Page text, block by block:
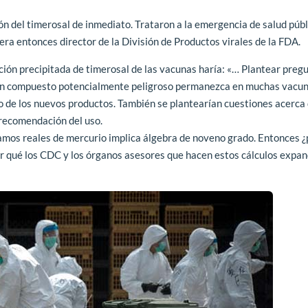
del timerosal de inmediato.Trataron a la emergencia de salud
entonces director de la División de Productos virales de la FDA.
precipitada de timerosal de las vacunas haría: «… Plantear
potencialmente peligroso permanezca en muchas
los nuevos productos. También se plantearían cuestiones acerca
del uso.
reales de mercurio implica álgebra de noveno grado. Entonces
los CDC y los órganos asesores que hacen estos cálculos